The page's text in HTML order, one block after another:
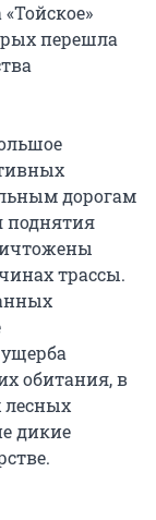
перешла
дорогам
поднятия
трассы.
обитания, в
лесных
дикие